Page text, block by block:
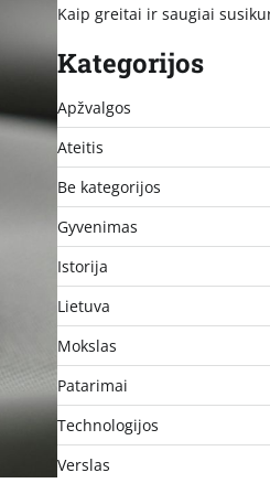
Kaip greitai ir saugiai
Kategorijos
Apžvalgos
Ateitis
Be kategorijos
Gyvenimas
Istorija
Lietuva
Mokslas
Patarimai
Technologijos
Verslas